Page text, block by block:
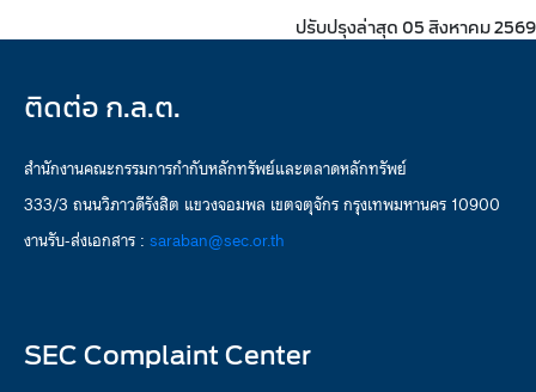
ปรับปรุงล่าสุด 05 สิงหาคม 2569
ติดต่อ ก.ล.ต.
สำนักงานคณะกรรมการกำกับหลักทรัพย์และตลาดหลักทรัพย์
333/3 ถนนวิภาวดีรังสิต แขวงจอมพล เขตจตุจักร กรุงเทพมหานคร 10900
งานรับ-ส่งเอกสาร : saraban@sec.or.th
SEC Complaint Center